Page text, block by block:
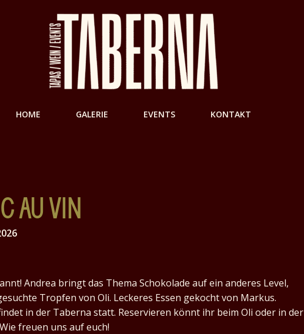
HOME GALERIE EVENTS KONTAKT
AU VIN
Andrea bringt das Thema Schokolade auf ein anderes Level,
Tropfen von Oli. Leckeres Essen gekocht von Markus.
in der Taberna statt. Reservieren könnt ihr beim Oli oder in der
freuen uns auf euch!